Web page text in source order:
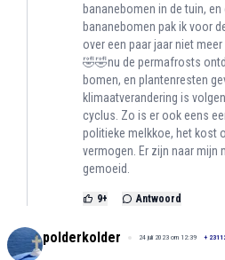
bananebomen in de tuin,
bananebomen pak ik voor
over een paar jaar niet
🤣🤣nu de permafrosts
bomen, en plantenresten
klimaatverandering is
cyclus. Zo is er ook eens
politieke melkkoe, het kost
vermogen. Er zijn naar mijn
gemoeid.
9+ Antwoord
polderkolder 24 juli 2023 om 12:39 +